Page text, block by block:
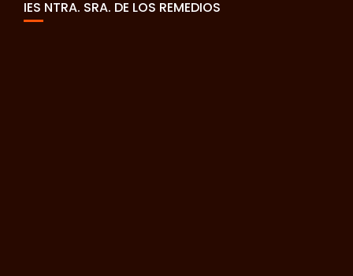
IES NTRA. SRA. DE LOS REMEDIOS